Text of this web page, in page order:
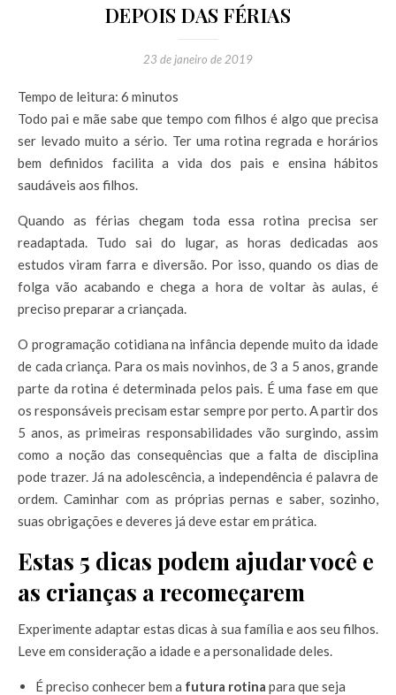
DEPOIS DAS FÉRIAS
23 de janeiro de 2019
Tempo de leitura: 6 minutos
Todo pai e mãe sabe que tempo com filhos é algo que precisa
ser levado muito a sério. Ter uma rotina regrada e horários
bem definidos facilita a vida dos pais e ensina hábitos
saudáveis aos filhos.
Quando as férias chegam toda essa rotina precisa ser
readaptada. Tudo sai do lugar, as horas dedicadas aos
estudos viram farra e diversão. Por isso, quando os dias de
folga vão acabando e chega a hora de voltar às aulas, é
preciso preparar a criançada.
O programação cotidiana na infância depende muito da idade
de cada criança. Para os mais novinhos, de 3 a 5 anos, grande
parte da rotina é determinada pelos pais. É uma fase em que
os responsáveis precisam estar sempre por perto. A partir dos
5 anos, as primeiras responsabilidades vão surgindo, assim
como a noção das consequências que a falta de disciplina
pode trazer. Já na adolescência, a independência é palavra de
ordem. Caminhar com as próprias pernas e saber, sozinho,
suas obrigações e deveres já deve estar em prática.
Estas 5 dicas podem ajudar você e
as crianças a recomeçarem
Experimente adaptar estas dicas à sua família e aos seu filhos.
Leve em consideração a idade e a personalidade deles.
É preciso conhecer bem a futura rotina para que seja